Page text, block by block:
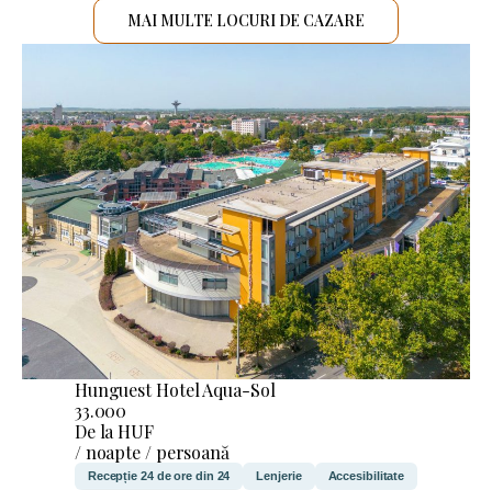
MAI MULTE LOCURI DE CAZARE
Hunguest Hotel Aqua-Sol
33.000
De la HUF
/ noapte / persoană
Recepție 24 de ore din 24 Lenjerie Accesibilitate